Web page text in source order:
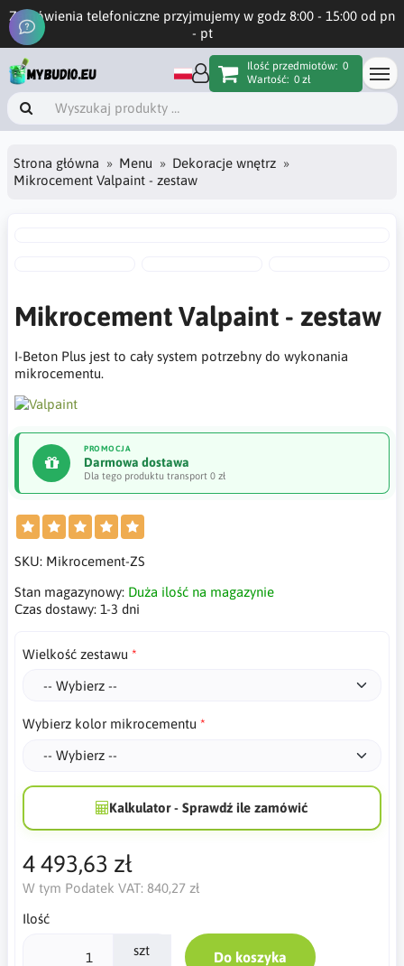
Zamówienia telefoniczne przyjmujemy w godz 8:00 - 15:00 od pn
- pt
Ilość przedmiotów: 0
Wartość: 0 zł
Strona główna Menu
Dekoracje wnętrz
Mikrocement Valpaint - zestaw
Mikrocement Valpaint - zestaw
I-Beton Plus jest to cały system potrzebny do wykonania
mikrocementu.
PROMOCJA
Darmowa dostawa
Dla tego produktu transport 0 zł
SKU: Mikrocement-ZS
Stan magazynowy: Duża ilość na magazynie
Czas dostawy: 1-3 dni
Wielkość zestawu
Wybierz kolor mikrocementu
Kalkulator - Sprawdź ile zamówić
4 493,63 zł
W tym Podatek VAT: 840,27 zł
Ilość
szt Do koszyka